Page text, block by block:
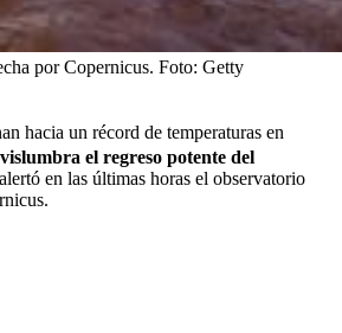
por Copernicus. Foto: Getty
hacia un récord de temperaturas en
el regreso potente del
en las últimas horas el observatorio